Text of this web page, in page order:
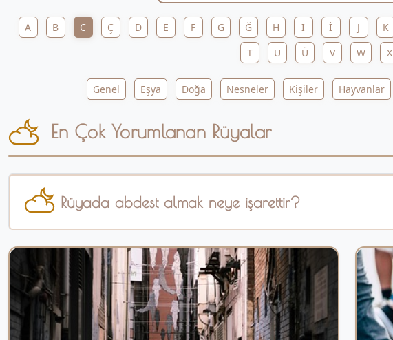
A B C Ç D E F G Ğ H I İ J K
T
U Ü V W X
Genel Eşya Doğa Nesneler Kişiler Hayvanlar
En Çok Yorumlanan Rüyalar
Rüyada abdest almak neye işarettir?